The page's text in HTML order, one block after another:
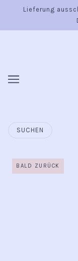
Lieferung
SUCHEN
BALD ZURÜCK